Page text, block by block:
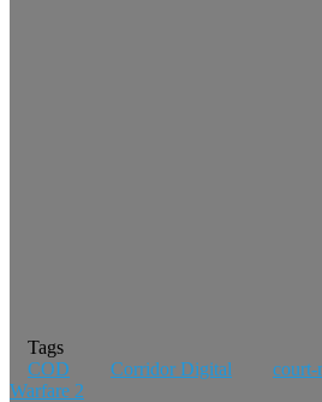
Tags
COD
Corridor Digital court-
Warfare 2